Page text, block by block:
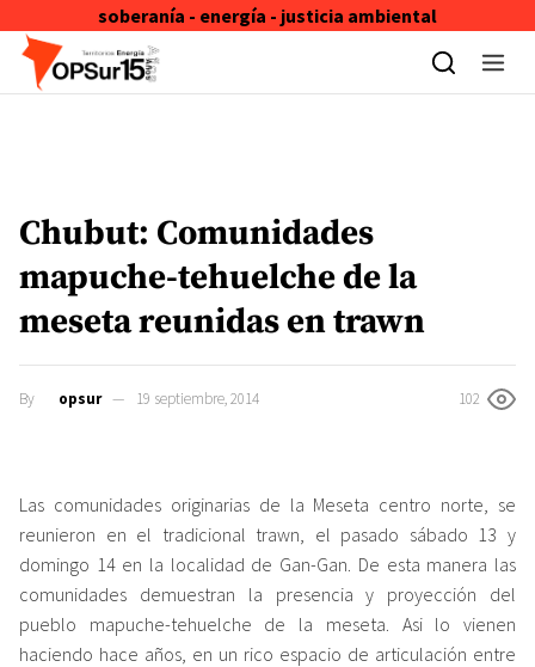
soberanía - energía - justicia ambiental
Skip to content
Chubut: Comunidades
mapuche-tehuelche de la
meseta reunidas en trawn
By opsur 19 septiembre, 2014 102
Las comunidades originarias de la Meseta centro norte, se
reunieron en el tradicional trawn, el pasado sábado 13 y
domingo 14 en la localidad de Gan-Gan. De esta manera las
comunidades demuestran la presencia y proyección del
pueblo mapuche-tehuelche de la meseta. Asi lo vienen
haciendo hace años, en un rico espacio de articulación entre